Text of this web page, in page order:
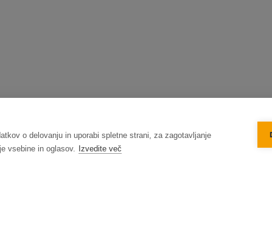
o delovanju in uporabi spletne strani, za zagotavljanje
vsebine in oglasov.
Izvedite več